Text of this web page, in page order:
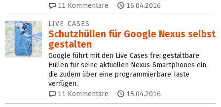
11 Kommentare 16.04.2016
LIVE CASES
Schutzhüllen für Google Nexus selbst
gestalten
Google führt mit den Live Cases frei gestaltbare
Hüllen für seine aktuellen Nexus-Smartphones ein,
die zudem über eine programmierbare Taste
verfügen.
11 Kommentare 15.04.2016